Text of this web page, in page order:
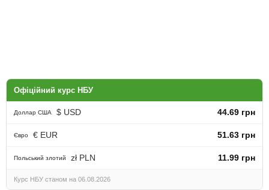
Офіційний курс НБУ
Доллар США $ USD 44.69 грн
Євро € EUR 51.63 грн
Польський злотий zł PLN 11.99 грн
Курс НБУ станом на 06.08.2026